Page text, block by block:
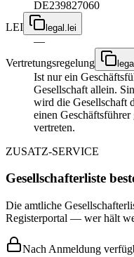
DE239827060
LEI
legal.lei
—
Vertretungsregelung
Ist nur ein
Gesellschaft allein.
wird die Gesellschaft
einen
vertreten.
ZUSATZ-SERVICE
Gesellschafterliste
Die amtliche
Registerportal — wer hält
Nach Anmeldung